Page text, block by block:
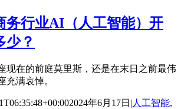
务行业AI（人工智能）开
少？
现在的前庭莫里斯，还是在末日之前最伟
充满哀悼。
2024年6月17日 | 人工智能,